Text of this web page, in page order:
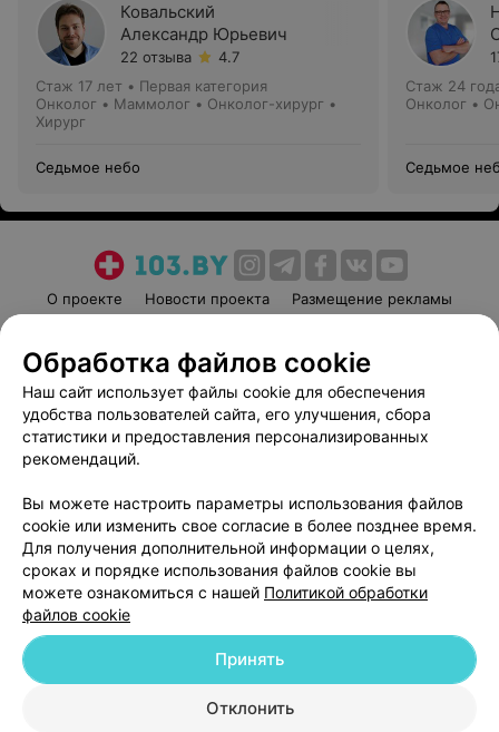
Ковальский
Александр Юрьевич
22 отзыва
4.7
Стаж 17 лет • Первая категория
Онколог • Маммолог • Онколог-хирург •
Хирург
Седьмое небо
Стаж 24
Онколог •
Седьмое
О проекте Новости проекта
Размещение рекламы
Пользовательское соглашение
Способы оплаты
Вакансии
Партнеры
Написать руководителю 103.by
Обработка персональных данных
© 2026 ООО «Артокс Лаб», УНП 191700409
| 220012, Республика Беларусь,
Обработка файлов cookie
Наш сайт использует файлы cookie для обеспечения
удобства пользователей сайта, его улучшения, сбора
статистики и предоставления персонализированных
рекомендаций.
Вы можете настроить параметры использования файлов
cookie или изменить свое согласие в более позднее время.
Для получения дополнительной информации о целях,
сроках и порядке использования файлов cookie вы
можете ознакомиться с нашей Политикой обработки
файлов cookie
Отклонить
Принять